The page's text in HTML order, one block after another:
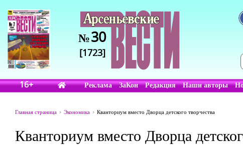
№30
[1723]
16+ Реклама ЗаКон Редакция Наши авторы
Главная страница Экономика Кванториум вместо Дворца детского творчества
Кванториум вместо Дворца